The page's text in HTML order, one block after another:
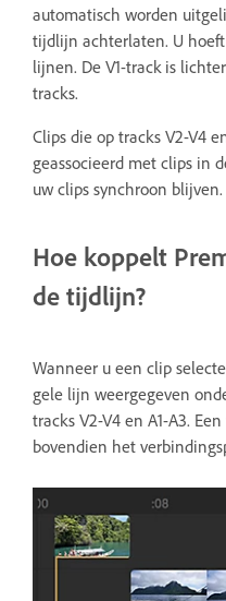
automatisch worden
tijdlijn achterlaten. U
lijnen. De V1-track is
tracks.
Clips die op tracks V2-V4
geassocieerd met clips in
uw clips synchroon blijven.
Hoe koppelt
de tijdlijn?
Wanneer u een clip
gele lijn weergegeven
tracks V2-V4 en A1-A3.
bovendien het